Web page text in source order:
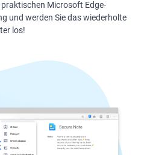
Microsoft Edge-
und werden Sie das wiederholte
los!